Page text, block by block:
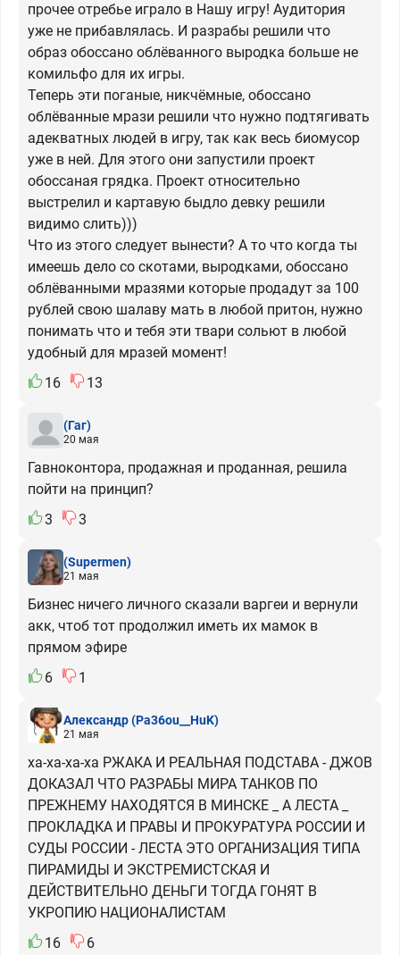
прочее отребье играло в Нашу игру! Аудитория
уже не прибавлялась. И разрабы решили что
образ обоссано облёванного выродка больше не
комильфо для их игры.
Теперь эти поганые, никчёмные, обоссано
облёванные мрази решили что нужно подтягивать
адекватных людей в игру, так как весь биомусор
уже в ней. Для этого они запустили проект
обоссаная грядка. Проект относительно
выстрелил и картавую быдло девку решили
видимо слить)))
Что из этого следует вынести? А то что когда ты
имеешь дело со скотами, выродками, обоссано
облёванными мразями которые продадут за 100
рублей свою шалаву мать в любой притон, нужно
понимать что и тебя эти твари сольют в любой
удобный для мразей момент!
16
13
(Гаг)
20 мая
Гавноконтора, продажная и проданная, решила
пойти на принцип?
3
3
(Supermen)
21 мая
Бизнес ничего личного сказали варгеи и вернули
акк, чтоб тот продолжил иметь их мамок в
прямом эфире
6
1
Александр(Pa36ou__HuK)
21 мая
ха-ха-ха-ха РЖАКА И РЕАЛЬНАЯ ПОДСТАВА - ДЖОВ
ДОКАЗАЛ ЧТО РАЗРАБЫ МИРА ТАНКОВ ПО
ПРЕЖНЕМУ НАХОДЯТСЯ В МИНСКЕ _ А ЛЕСТА _
ПРОКЛАДКА И ПРАВЫ И ПРОКУРАТУРА РОССИИ И
СУДЫ РОССИИ - ЛЕСТА ЭТО ОРГАНИЗАЦИЯ ТИПА
ПИРАМИДЫ И ЭКСТРЕМИСТСКАЯ И
ДЕЙСТВИТЕЛЬНО ДЕНЬГИ ТОГДА ГОНЯТ В
УКРОПИЮ НАЦИОНАЛИСТАМ
16
6